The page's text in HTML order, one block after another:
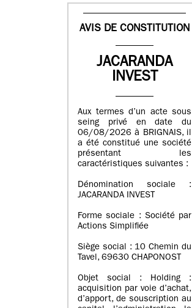
AVIS DE CONSTITUTION
JACARANDA
INVEST
Aux termes d’un acte sous
seing privé en date du
06/08/2026 à BRIGNAIS, il
a été constitué une société
présentant les
caractéristiques suivantes :
Dénomination sociale :
JACARANDA INVEST
Forme sociale : Société par
Actions Simplifiée
Siège social : 10 Chemin du
Tavel, 69630 CHAPONOST
Objet social : Holding :
acquisition par voie d’achat,
d’apport, de souscription au